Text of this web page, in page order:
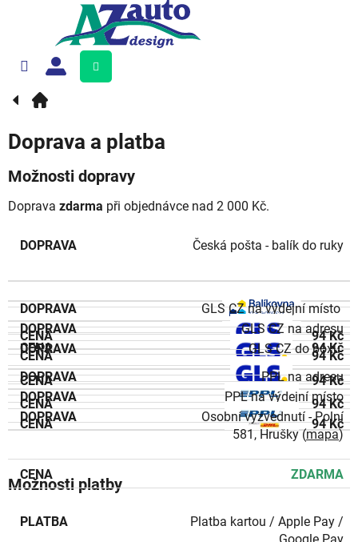
Nákupní
košík
Doprava a platba
Možnosti dopravy
Doprava zdarma při objednávce nad 2 000 Kč.
Česká pošta - balík do ruky
94 Kč
GLS CZ na výdejní místo
94 Kč
GLS CZ na adresu
94 Kč
GLS CZ do boxu
94 Kč
PPL na adresu
94 Kč
PPL na výdejní místo
94 Kč
Osobní vyzvednutí - Polní
581, Hrušky (mapa)
ZDARMA
Možnosti platby
Platba kartou / Apple Pay /